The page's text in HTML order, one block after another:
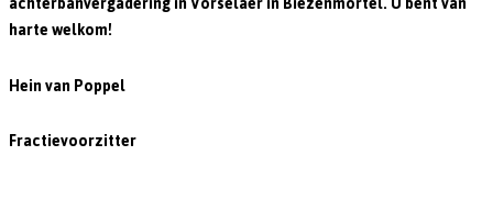
harte welkom!
Hein van Poppel
Fractievoorzitter